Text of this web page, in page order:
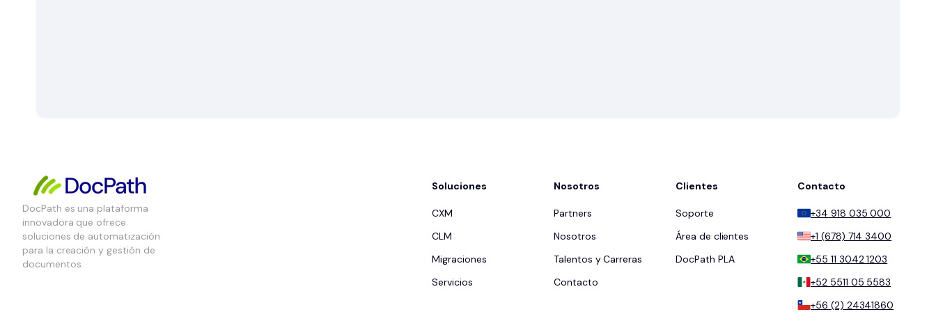
DocPath es una plataforma
innovadora que ofrece
soluciones de automatización
para la creación y gestión de
documentos.
Soluciones
CXM
CLM
Migraciones
Servicios
Nosotros
Partners
Nosotros
Talentos y Carreras
Contacto
Clientes
Soporte
Área de clientes
DocPath PLA
Contacto
+34 918 035 000
+1 (678) 714 3400
+55 11 3042 1203
+52 5511 05 5583
+56 (2) 24341860